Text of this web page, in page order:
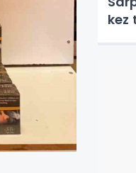
kez